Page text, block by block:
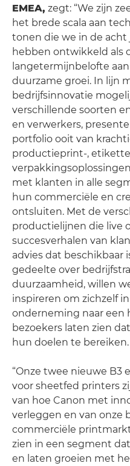
EMEA, zegt: “We zijn
het brede scala aan
tonen die we in de acht
hebben ontwikkeld als
langetermijnbelofte
duurzame groei. In lijn
bedrijfsinnovatie
verschillende soorten
en verwerkers,
portfolio ooit van
productieprint-,
met klanten in alle
hun commerciële en
ontsluiten. Met de
productielijnen die live
succesverhalen van
advies dat beschikbaar
gedeelte over
duurzaamheid, willen
inspireren om zichzelf
onderneming naar een
bezoekers laten zien
hun doelen te bereiken.
“Onze twee nieuwe B3
voor sheetfed printers
van hoe Canon met
verleggen en van onze
commerciële
zien in een segment
en laten groeien met